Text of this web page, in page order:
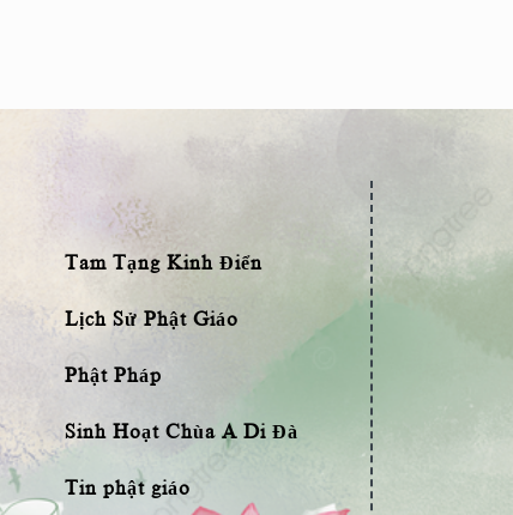
Tam Tạng Kinh Điển
Lịch Sử Phật Giáo
Phật Pháp
Sinh Hoạt Chùa A Di Đà
Tin phật giáo